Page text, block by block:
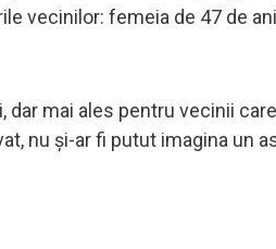
vecinilor: femeia de 47 de
mai ales pentru vecinii
nu și-ar fi putut imagina un